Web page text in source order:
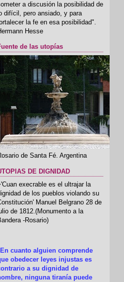
a discusión la posibilidad de
difícil, pero ansiado, y para
la fe en esa posibilidad".
Hesse
de las utopías
de Santa Fé. Argentina
DE DIGNIDAD
execrable es el ultrajar la
de los pueblos violando su
Manuel Belgrano 28 de
de 1812.(Monumento a la
-Rosario)
cuanto alguien comprende
obedecer leyes injustas es
a su dignidad de
ninguna tiranía puede